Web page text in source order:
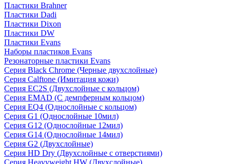
Пластики Brahner
Пластики Dadi
Пластики Dixon
Пластики DW
Пластики Evans
Наборы пластиков Evans
Резонаторные пластики Evans
Серия Black Chrome (Черные двухслойные)
Серия Calftone (Имитация кожи)
Серия EC2S (Двухслойные с кольцом)
Серия EMAD (С демпферным кольцом)
Серия EQ4 (Однослойные с кольцом)
Серия G1 (Однослойные 10мил)
Серия G12 (Однослойные 12мил)
Серия G14 (Однослойные 14мил)
Серия G2 (Двухслойные)
Серия HD Dry (Двухслойные с отверстиями)
Серия Heavyweight HW (Двухслойные)